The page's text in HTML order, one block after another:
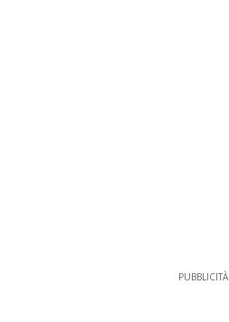
PUBBLICITÀ